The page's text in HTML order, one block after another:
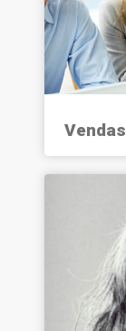
Vendas